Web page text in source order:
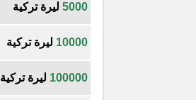
5000 ليرة تركية
10000 ليرة تركية
100000 ليرة تركية